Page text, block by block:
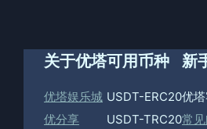
关于优塔
优塔娱乐城
优分享
可用币种
USDT-ERC20
USDT-TRC20
新
优
常